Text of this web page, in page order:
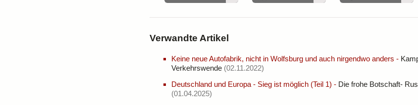
Verwandte Artikel
Keine neue Autofabrik, nicht in Wolfsburg und auch nirgendwo anders -
Verkehrswende (02.11.2022)
Deutschland und Europa - Sieg ist möglich (Teil 1) - Die frohe Botschaft-
(01.04.2025)